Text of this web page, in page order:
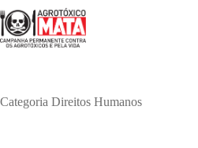
para
o
conteúdo
Categoria Direitos Humanos